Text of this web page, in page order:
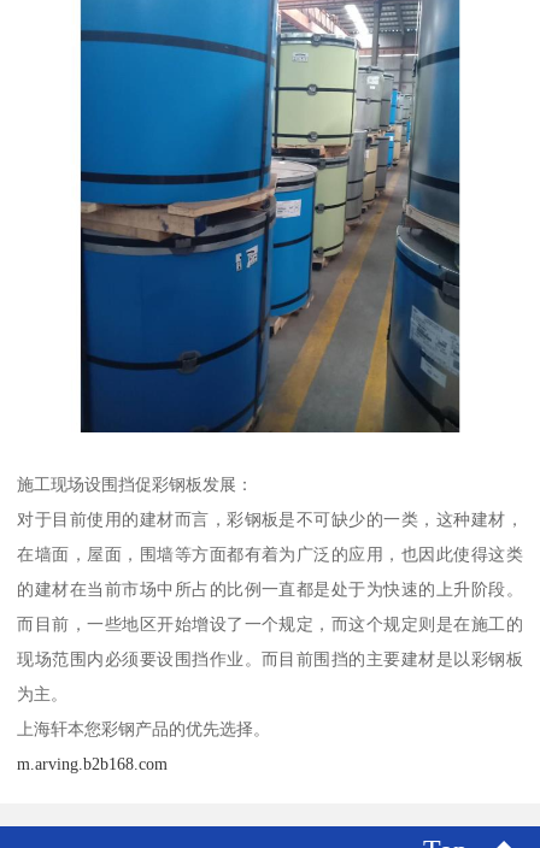
施工现场设围挡促彩钢板发展：
对于目前使用的建材而言，彩钢板是不可缺少的一类，这种建材，
在墙面，屋面，围墙等方面都有着为广泛的应用，也因此使得这类
的建材在当前市场中所占的比例一直都是处于为快速的上升阶段。
而目前，一些地区开始增设了一个规定，而这个规定则是在施工的
现场范围内必须要设围挡作业。而目前围挡的主要建材是以彩钢板
为主。
上海轩本您彩钢产品的优先选择。
m.arving.b2b168.com